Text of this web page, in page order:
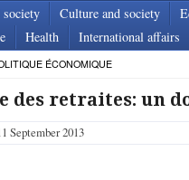
society Culture and society
Health International affairs
ÉCONOMIQUE
des retraites: un
September 2013